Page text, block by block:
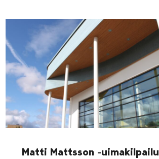
Matti Mattsson -uimakilpailu